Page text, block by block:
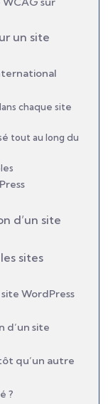
un site
chaque site
tout au long du
d’un site
sites
WordPress
d’un site
qu’un autre
?